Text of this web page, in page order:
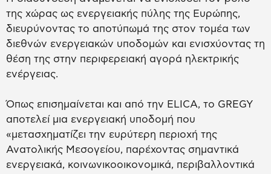
της χώρας ως ενεργειακής πύλης της Ευρώπης,
διευρύνοντας το αποτύπωμά της στον τομέα των
διεθνών ενεργειακών υποδομών και ενισχύοντας τη
θέση της στην περιφερειακή αγορά ηλεκτρικής
ενέργειας.
Όπως επισημαίνεται και από την ELICA, το GREGY
αποτελεί μια ενεργειακή υποδομή που
«μετασχηματίζει την ευρύτερη περιοχή της
Ανατολικής Μεσογείου, παρέχοντας σημαντικά
ενεργειακά, κοινωνικοοικονομικά, περιβαλλοντικά